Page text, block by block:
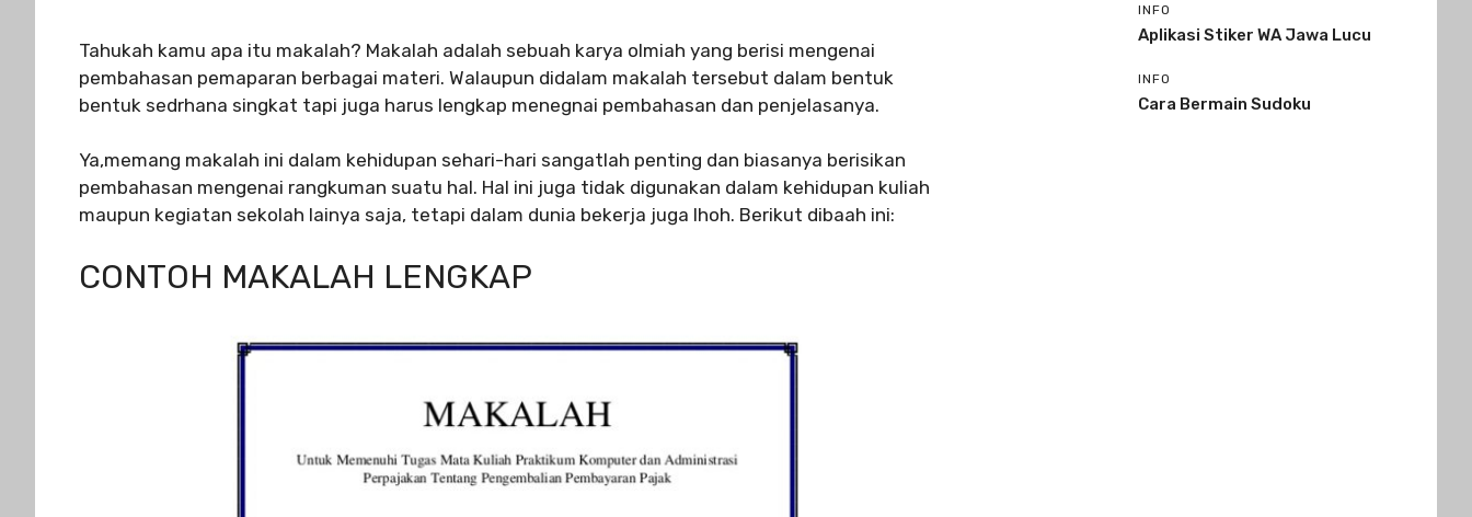
Tahukah kamu apa itu makalah? Makalah adalah sebuah karya olmiah yang berisi mengenai
pembahasan pemaparan berbagai materi. Walaupun didalam makalah tersebut dalam bentuk
bentuk sedrhana singkat tapi juga harus lengkap menegnai pembahasan dan penjelasanya.
Ya,memang makalah ini dalam kehidupan sehari-hari sangatlah penting dan biasanya berisikan
pembahasan mengenai rangkuman suatu hal. Hal ini juga tidak digunakan dalam kehidupan kuliah
maupun kegiatan sekolah lainya saja, tetapi dalam dunia bekerja juga lhoh. Berikut dibaah ini:
CONTOH MAKALAH LENGKAP
INFO
Aplikasi Stiker WA Jawa Lucu
INFO
Cara Bermain Sudoku